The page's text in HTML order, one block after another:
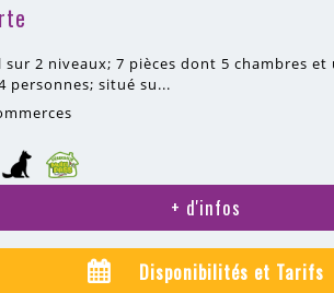
2 niveaux; 7 pièces dont 5 chambres et
personnes; situé su...
+ d'infos
Disponibilités et Tarifs